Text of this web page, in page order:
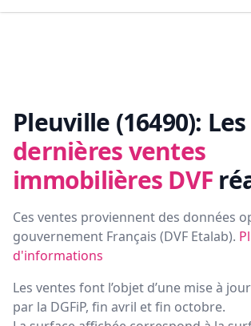
Pleuville (16490): Les
dernières ventes
immobilières DVF
Ces ventes proviennent des données
gouvernement Français (DVF Etalab).
d'informations
Les ventes font l’objet d’une mise à
par la DGFiP, fin avril et fin octobre.